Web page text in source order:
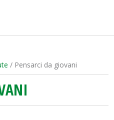
/ Pensarci da giovani